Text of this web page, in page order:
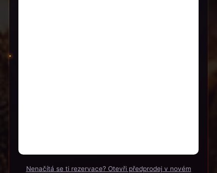
Nenačítá se ti rezervace? Otevři předprodej v novém